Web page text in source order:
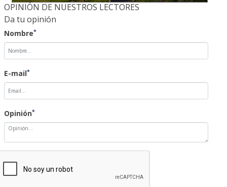
OPINIÓN DE NUESTROS LECTORES
Da tu opinión
Nombre*
E-mail*
Opinión*